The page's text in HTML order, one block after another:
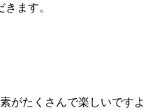
ます。
がたくさんで楽しいですよ